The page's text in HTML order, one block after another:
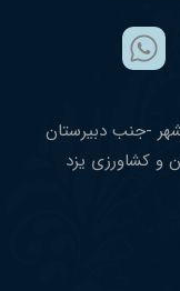
۵٢ متری امامشهر -جنب دبیرستان
و کشاورزی یزد